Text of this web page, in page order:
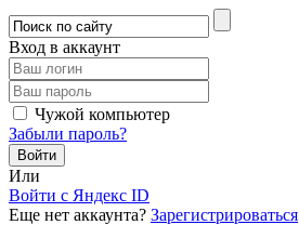
Вход в аккаунт
Чужой компьютер
Забыли пароль?
Или
Войти c Яндекс ID
Еще нет аккаунта? Зарегистрироваться